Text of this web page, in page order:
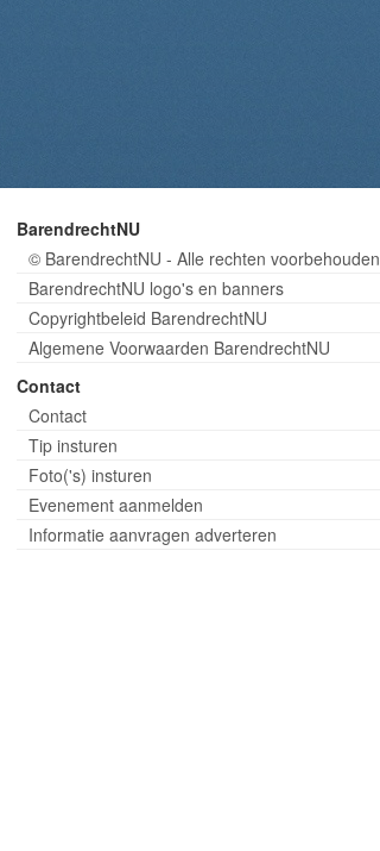
BarendrechtNU
© BarendrechtNU - Alle rechten voorbehouden
BarendrechtNU logo's en banners
Copyrightbeleid BarendrechtNU
Algemene Voorwaarden BarendrechtNU
Contact
Contact
Tip insturen
Foto('s) insturen
Evenement aanmelden
Informatie aanvragen adverteren